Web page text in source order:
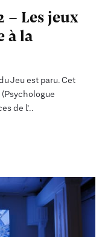
- Les jeux
à la
Jeu est paru. Cet
de l’